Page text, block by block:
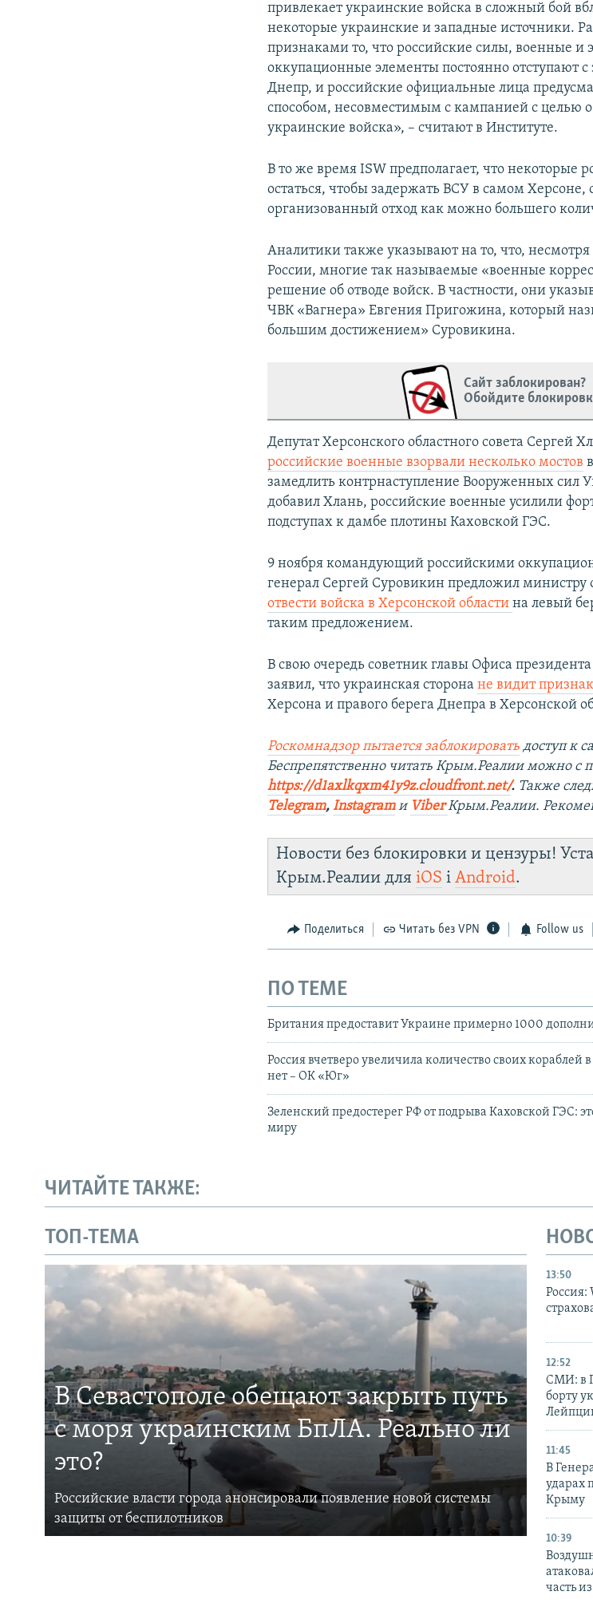
привлекает украинские войска в сложный бой
некоторые украинские и западные источники.
признаками то, что российские силы, военные и
оккупационные элементы постоянно отступают с
Днепр, и российские официальные лица
способом, несовместимым с кампанией с целью
украинские войска», – считают в Институте.
В то же время ISW предполагает, что некоторые
остаться, чтобы задержать ВСУ в самом Херсоне,
организованный отход как можно большего
Аналитики также указывают на то, что,
России, многие так называемые «военные
решение об отводе войск. В частности, они
ЧВК «Вагнера» Евгения Пригожина, который
большим достижением» Суровикина.
Сайт заблокирован?
Обойдите
Депутат Херсонского областного совета Сергей
российские военные взорвали несколько мостов
замедлить контрнаступление Вооруженных сил
добавил Хлань, российские военные усилили
подступах к дамбе плотины Каховской ГЭС.
9 ноября командующий российскими
генерал Сергей Суровикин предложил
отвести войска в Херсонской областина левый
таким предложением.
В свою очередь советник главы Офиса
заявил, что украинская сторонане видит
Херсона и правого берега Днепра в Херсонской
Роскомнадзор пытается заблокировать доступ к
Беспрепятственно читать Крым.Реалии можно с
https://d1axlkqxm41y9z.cloudfront.net/. ​ Также
Telegram, Instagram и ViberКрым.Реалии.
Новости без блокировки и цензуры!
Крым.Реалии дляiOS іAndroid.
Поделиться Читать без VPN Follow us
ПО ТЕМЕ
Британия предоставит Украине примерно 1000
Россия вчетверо увеличила количество своих
нет – ОК «Юг»
Зеленский предостерег РФ от подрыва Каховской ГЭС:
миру
ЧИТАЙТЕ ТАКЖЕ:
ТОП-ТЕМА
В Севастополе обещают закрыть путь
с моря украинским БпЛА. Реально ли
это?
Российские власти города анонсировали появление новой системы
защиты от беспилотников
13:50
Россия:
12:52
СМИ: в
борту
11:45
В
ударах
Крыму
10:39
часть